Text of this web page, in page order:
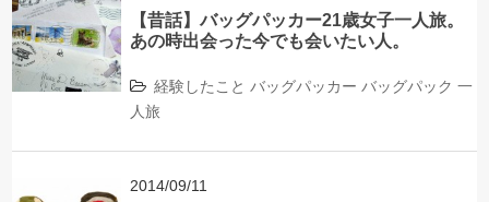
【昔話】バッグパッカー21歳女子一人旅。
あの時出会った今でも会いたい人。
経験したこと バッグパッカー バッグパック 一
人旅
2014/09/11